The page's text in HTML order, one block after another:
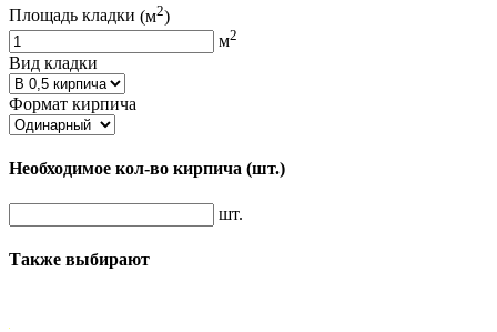
Площадь кладки (м2)
м2
Вид кладки
Формат кирпича
Необходимое кол-во кирпича (шт.)
шт.
Также выбирают